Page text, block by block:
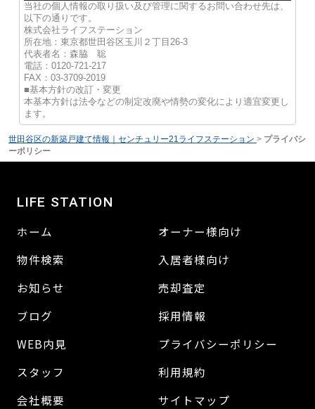
当社の個人情報の取り扱い及び管理に関するお問い合わせ先は、
以下の通りです。
株式会社ライフステーション
所在地：東京都世田谷区玉川２丁目26-3
代表者名：森脇 聡
電話：0120-721-217
FAX：03-3709-2019
■基本方針の改訂・変更
本基本方針は法令などの制定改廃や情勢の変化により適宜変更し
ます。
世田谷区の新築戸建て情報｜センチュリー21ライフステーション > プライバシ
ーポリシー
LIFE STATION
ホーム
物件検索
お知らせ
ブログ
WEB内見
スタッフ
会社概要
オーナー様向け
入居者様向け
売却査定
採用情報
プライバシーポリシー
利用規約
サイトマップ